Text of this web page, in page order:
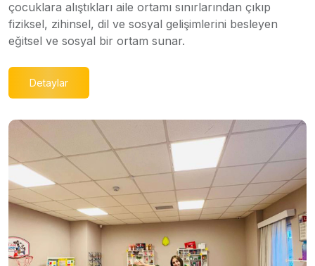
çocuklara alıştıkları aile ortamı sınırlarından çıkıp
fiziksel, zihinsel, dil ve sosyal gelişimlerini besleyen
eğitsel ve sosyal bir ortam sunar.
Detaylar